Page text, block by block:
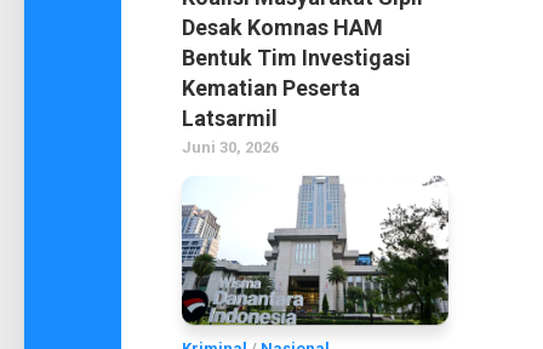
Desak Komnas HAM
Bentuk Tim Investigasi
Kematian Peserta
Latsarmil
Juni 30, 2026